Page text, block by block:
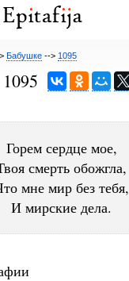
Бабушке --> 1095
Горем сердце мое,
смерть обожгла,
мне мир без тебя,
И мирские дела.